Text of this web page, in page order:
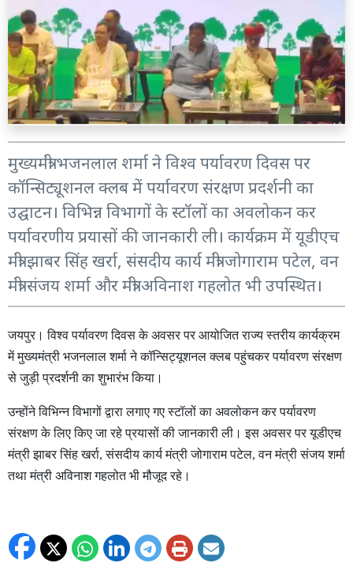
मुख्यमंत्री भजनलाल शर्मा ने विश्व पर्यावरण दिवस पर
कॉन्सिट्यूशनल क्लब में पर्यावरण संरक्षण प्रदर्शनी का
उद्घाटन। विभिन्न विभागों के स्टॉलों का अवलोकन कर
पर्यावरणीय प्रयासों की जानकारी ली। कार्यक्रम में यूडीएच
मंत्री झाबर सिंह खर्रा, संसदीय कार्य मंत्री जोगाराम पटेल, वन
मंत्री संजय शर्मा और मंत्री अविनाश गहलोत भी उपस्थित।
जयपुर। विश्व पर्यावरण दिवस के अवसर पर आयोजित राज्य स्तरीय कार्यक्रम
में मुख्यमंत्री भजनलाल शर्मा ने कॉन्सिट्यूशनल क्लब पहुंचकर पर्यावरण संरक्षण
से जुड़ी प्रदर्शनी का शुभारंभ किया।
उन्होंने विभिन्न विभागों द्वारा लगाए गए स्टॉलों का अवलोकन कर पर्यावरण
संरक्षण के लिए किए जा रहे प्रयासों की जानकारी ली। इस अवसर पर यूडीएच
मंत्री झाबर सिंह खर्रा,संसदीय कार्य मंत्री जोगाराम पटेल,वन मंत्री संजय शर्मा
तथा मंत्री अविनाश गहलोत भी मौजूद रहे।